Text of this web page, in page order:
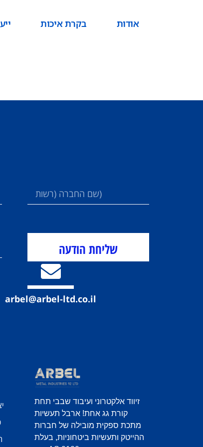
בקרת איכות
אודות
שליחת הודעה
arbel@arbel-ltd.co.il
זיווד אלקטרוני ועיבוד שבבי תחת
קורת גג אחת! ארבל תעשיות
מתכת ספקית מובילה של חברות
ההייטק ותעשיות ביטחוניות, בעלת